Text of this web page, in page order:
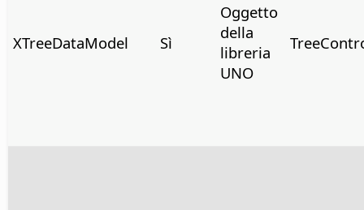
XTreeDataModel Sì
Oggetto
della
libreria
UNO